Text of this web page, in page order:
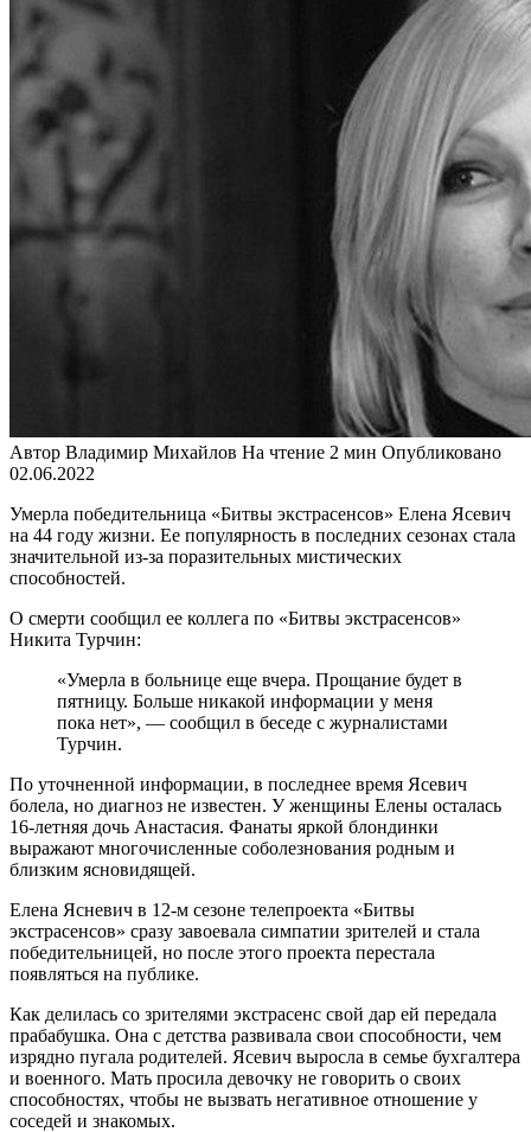
Автор Владимир Михайлов На чтение 2 мин Опубликовано
02.06.2022
Умерла победительница «Битвы экстрасенсов» Елена Ясевич
на 44 году жизни. Ее популярность в последних сезонах стала
значительной из-за поразительных мистических
способностей.
О смерти сообщил ее коллега по «Битвы экстрасенсов»
Никита Турчин:
«Умерла в больнице еще вчера. Прощание будет в
пятницу. Больше никакой информации у меня
пока нет», — сообщил в беседе с журналистами
Турчин.
По уточненной информации, в последнее время Ясевич
болела, но диагноз не известен. У женщины Елены осталась
16-летняя дочь Анастасия. Фанаты яркой блондинки
выражают многочисленные соболезнования родным и
близким ясновидящей.
Елена Ясневич в 12-м сезоне телепроекта «Битвы
экстрасенсов» сразу завоевала симпатии зрителей и стала
победительницей, но после этого проекта перестала
появляться на публике.
Как делилась со зрителями экстрасенс свой дар ей передала
прабабушка. Она с детства развивала свои способности, чем
изрядно пугала родителей. Ясевич выросла в семье бухгалтера
и военного. Мать просила девочку не говорить о своих
способностях, чтобы не вызвать негативное отношение у
соседей и знакомых.